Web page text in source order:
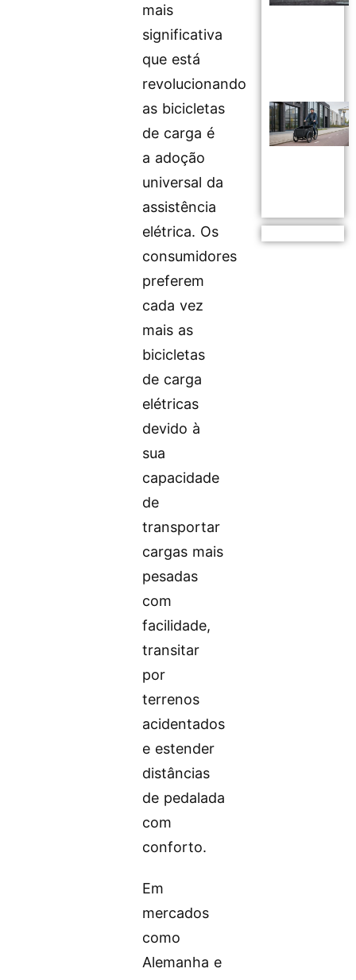
mais
significativa
que está
revolucionando
as bicicletas
de carga é
a adoção
universal da
assistência
elétrica. Os
consumidores
preferem
cada vez
mais as
bicicletas
de carga
elétricas
devido à
sua
capacidade
de
transportar
cargas mais
pesadas
com
facilidade,
transitar
por
terrenos
acidentados
e estender
distâncias
de pedalada
com
conforto.
Em
mercados
como
Alemanha e